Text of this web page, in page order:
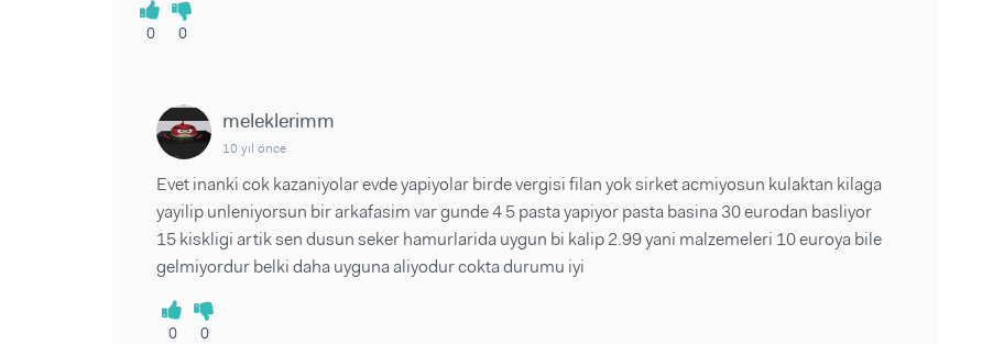
0 0
meleklerimm
10 yıl önce
Evet inanki cok kazaniyolar evde yapiyolar birde vergisi filan yok sirket acmiyosun kulaktan kilaga
yayilip unleniyorsun bir arkafasim var gunde 4 5 pasta yapiyor pasta basina 30 eurodan basliyor
15 kiskligi artik sen dusun seker hamurlarida uygun bi kalip 2.99 yani malzemeleri 10 euroya bile
gelmiyordur belki daha uyguna aliyodur cokta durumu iyi
0 0